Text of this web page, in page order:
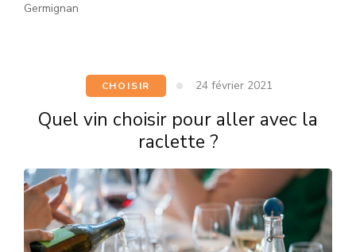
Germignan
CHOISIR 24 février 2021
Quel vin choisir pour aller avec la
raclette ?